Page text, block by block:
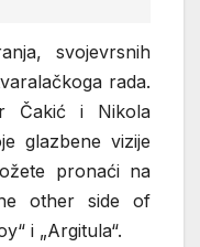
svojevrsnih
rada.
Čakić i Nikola
glazbene vizije
pronaći na
other side of
i „Argitula“.